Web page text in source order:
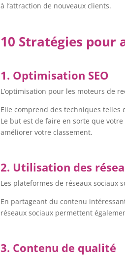
à l’attraction de nouveaux clients.
10 Stratégies pour
1. Optimisation SEO
L’optimisation pour les moteurs de
Elle comprend des techniques telles
Le but est de faire en sorte que
améliorer votre classement.
2. Utilisation des
Les plateformes de réseaux sociaux
En partageant du contenu
réseaux sociaux permettent
3. Contenu de qualité